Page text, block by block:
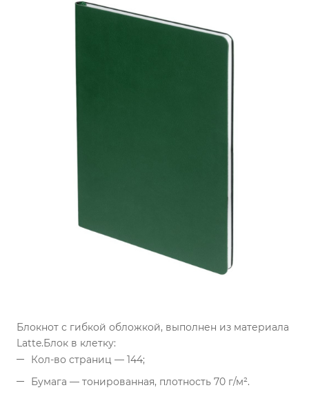
Блокнот с гибкой обложкой, выполнен из материала
Latte.Блок в клетку:
Кол-во страниц — 144;
Бумага — тонированная, плотность 70 г/м².